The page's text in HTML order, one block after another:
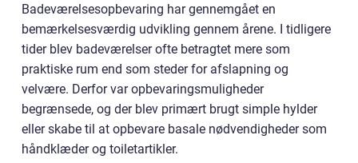
Badeværelsesopbevaring har gennemgået en
bemærkelsesværdig udvikling gennem årene. I tidligere
tider blev badeværelser ofte betragtet mere som
praktiske rum end som steder for afslapning og
velvære. Derfor var opbevaringsmuligheder
begrænsede, og der blev primært brugt simple hylder
eller skabe til at opbevare basale nødvendigheder som
håndklæder og toiletartikler.